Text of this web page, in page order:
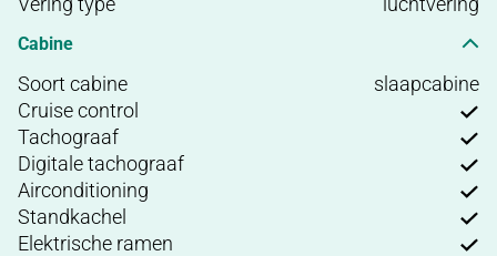
Cabine
Soort cabine
slaapcabine
Cruise control
Tachograaf
Digitale tachograaf
Airconditioning
Standkachel
Elektrische ramen